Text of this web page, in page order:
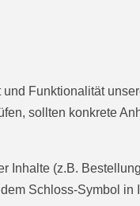
Funktionalität
sollten konkrete
Inhalte (z.B.
Schloss-Symbol in